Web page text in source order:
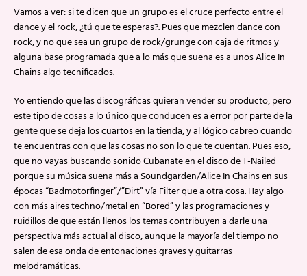
Vamos a ver: si te dicen que un grupo es el cruce perfecto entre el
dance y el rock, ¿tú que te esperas?. Pues que mezclen dance con
rock, y no que sea un grupo de rock/grunge con caja de ritmos y
alguna base programada que a lo más que suena es a unos Alice In
Chains algo tecnificados.
Yo entiendo que las discográficas quieran vender su producto, pero
este tipo de cosas a lo único que conducen es a error por parte de la
gente que se deja los cuartos en la tienda, y al lógico cabreo cuando
te encuentras con que las cosas no son lo que te cuentan. Pues eso,
que no vayas buscando sonido Cubanate en el disco de T-Nailed
porque su música suena más a Soundgarden/Alice In Chains en sus
épocas “Badmotorfinger”/”Dirt” vía Filter que a otra cosa. Hay algo
con más aires techno/metal en “Bored” y las programaciones y
ruidillos de que están llenos los temas contribuyen a darle una
perspectiva más actual al disco, aunque la mayoría del tiempo no
salen de esa onda de entonaciones graves y guitarras
melodramáticas.